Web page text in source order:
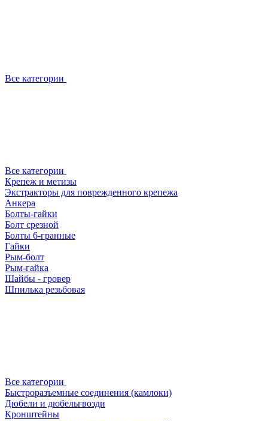
Все категории
Все категории
Крепеж и метизы
Экстракторы для поврежденного крепежа
Анкера
Болты-гайки
Болт срезной
Болты 6-гранные
Гайки
Рым-болт
Рым-гайка
Шайбы - гровер
Шпилька резьбовая
Все категории
Быстроразъемные соединения (камлоки)
Дюбели и дюбельгвозди
Кронштейны